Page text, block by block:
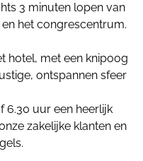
3 minuten lopen van
het congrescentrum.
hotel, met een knipoog
ontspannen sfeer
6.30 uur een heerlijk
zakelijke klanten en